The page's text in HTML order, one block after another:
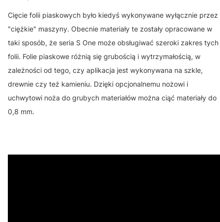
Cięcie folii piaskowych było kiedyś wykonywane wyłącznie przez
"ciężkie" maszyny. Obecnie materiały te zostały opracowane w
taki sposób, że seria S One może obsługiwać szeroki zakres tych
folii. Folie piaskowe różnią się grubością i wytrzymałością, w
zależności od tego, czy aplikacja jest wykonywana na szkle,
drewnie czy też kamieniu. Dzięki opcjonalnemu nożowi i
uchwytowi noża do grubych materiałów można ciąć materiały do
0,8 mm.